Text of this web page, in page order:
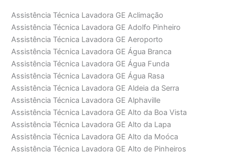
Assistência Técnica Lavadora GE Aclimação
Assistência Técnica Lavadora GE Adolfo Pinheiro
Assistência Técnica Lavadora GE Aeroporto
Assistência Técnica Lavadora GE Água Branca
Assistência Técnica Lavadora GE Água Funda
Assistência Técnica Lavadora GE Água Rasa
Assistência Técnica Lavadora GE Aldeia da Serra
Assistência Técnica Lavadora GE Alphaville
Assistência Técnica Lavadora GE Alto da Boa Vista
Assistência Técnica Lavadora GE Alto da Lapa
Assistência Técnica Lavadora GE Alto da Moóca
Assistência Técnica Lavadora GE Alto de Pinheiros